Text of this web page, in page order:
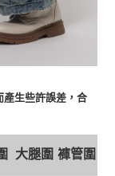
產生些許誤差，合
大腿圍 褲管圍